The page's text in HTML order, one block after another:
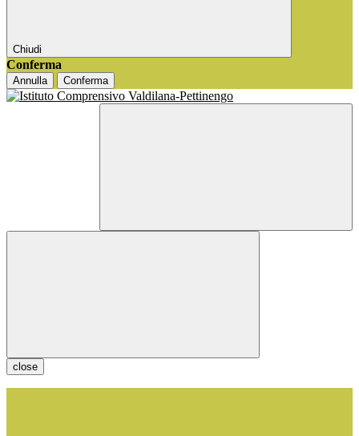
Chiudi
Conferma
Annulla Conferma
close